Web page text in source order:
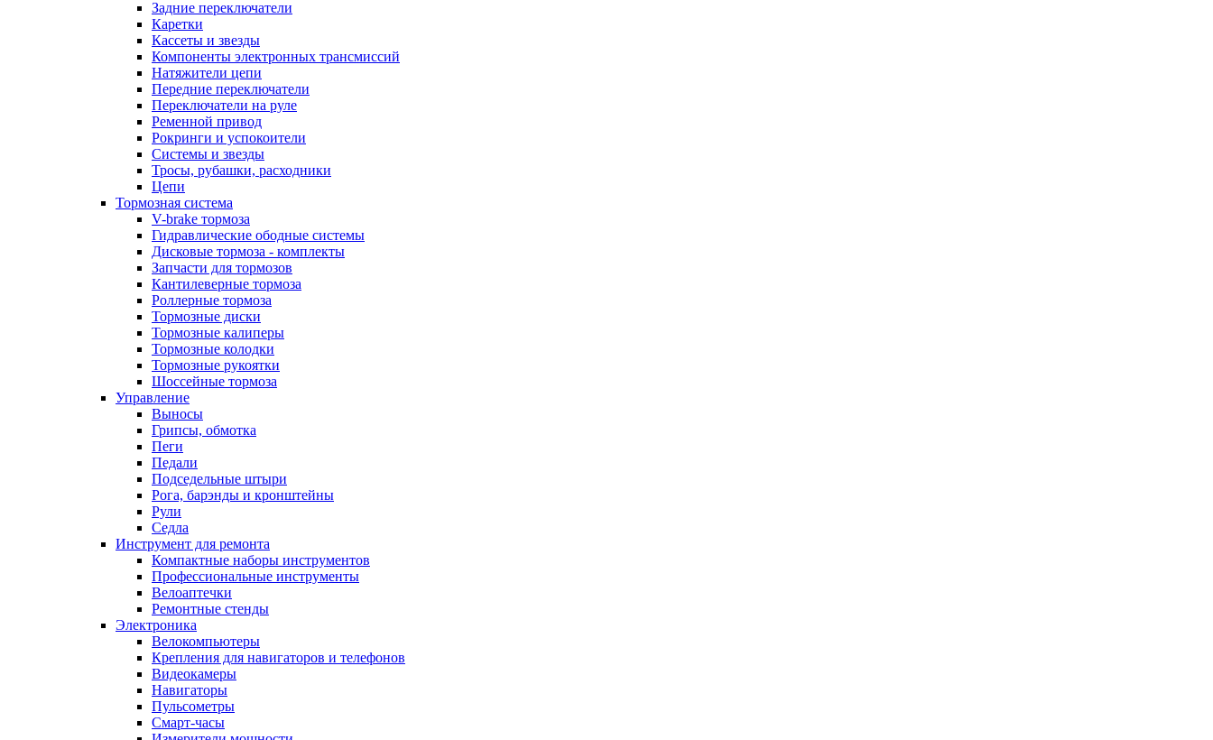
Задние переключатели
Каретки
Кассеты и звезды
Компоненты электронных трансмиссий
Натяжители цепи
Передние переключатели
Переключатели на руле
Ременной привод
Рокринги и успокоители
Системы и звезды
Тросы, рубашки, расходники
Цепи
Тормозная система
V-brake тормоза
Гидравлические ободные системы
Дисковые тормоза - комплекты
Запчасти для тормозов
Кантилеверные тормоза
Роллерные тормоза
Тормозные диски
Тормозные калиперы
Тормозные колодки
Тормозные рукоятки
Шоссейные тормоза
Управление
Выносы
Грипсы, обмотка
Пеги
Педали
Подседельные штыри
Рога, барэнды и кронштейны
Рули
Седла
Инструмент для ремонта
Компактные наборы инструментов
Профессиональные инструменты
Велоаптечки
Ремонтные стенды
Электроника
Велокомпьютеры
Крепления для навигаторов и телефонов
Видеокамеры
Навигаторы
Пульсометры
Смарт-часы